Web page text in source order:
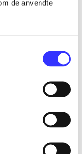
de anvendte